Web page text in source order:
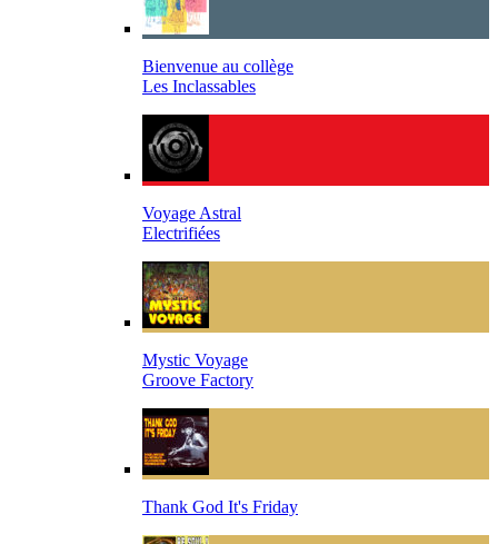
Bienvenue au collège
Les Inclassables
Voyage Astral
Electrifiées
Mystic Voyage
Groove Factory
Thank God It's Friday